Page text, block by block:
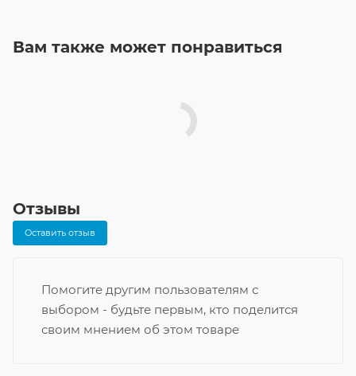
Вам также может понравиться
Отзывы
Оставить отзыв
Помогите другим пользователям с
выбором - будьте первым, кто поделится
своим мнением об этом товаре